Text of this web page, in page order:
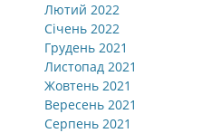
Лютий 2022
Січень 2022
Грудень 2021
Листопад 2021
Жовтень 2021
Вересень 2021
Серпень 2021